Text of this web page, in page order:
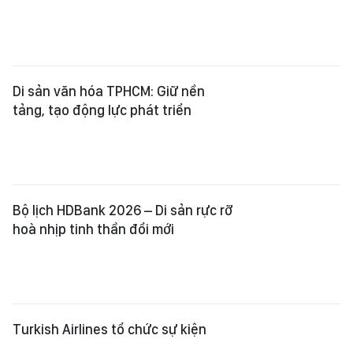
Di sản văn hóa TPHCM: Giữ nền
tảng, tạo động lực phát triển
Bộ lịch HDBank 2026 – Di sản rực rỡ
hoà nhịp tinh thần đổi mới
Turkish Airlines tổ chức sự kiện